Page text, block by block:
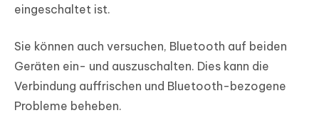
eingeschaltet ist.
Sie können auch versuchen, Bluetooth auf beiden
Geräten ein- und auszuschalten. Dies kann die
Verbindung auffrischen und Bluetooth-bezogene
Probleme beheben.